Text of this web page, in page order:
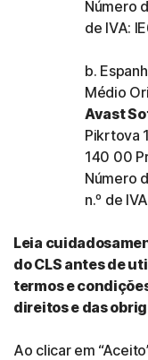
Número
de IVA:
b.
Médio
Avast
Pikrtova
140 00
Número
n.º de
Leia
do CLS antes de
termos e
direitos e das
Ao clicar em